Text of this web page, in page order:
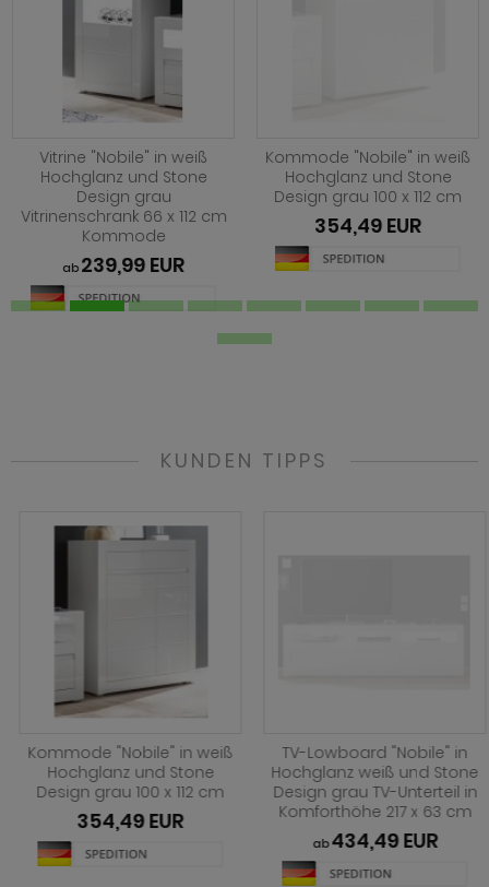
Vitrine "Nobile" in weiß
Hochglanz und Stone
Design grau
Vitrinenschrank 66 x 112 cm
Kommode
ab 239,99 EUR
Kommode "Nobile" in weiß
Hochglanz und Stone
Design grau 100 x 112 cm
354,49 EUR
KUNDEN TIPPS
Kommode "Nobile" in weiß
Hochglanz und Stone
Design grau 100 x 112 cm
354,49 EUR
TV-Lowboard "Nobile" in
Hochglanz weiß und Stone
Design grau TV-Unterteil in
Komforthöhe 217 x 63 cm
ab434,49 EUR